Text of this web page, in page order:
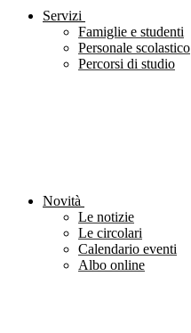
Servizi
Famiglie e studenti
Personale scolastico
Percorsi di studio
Novità
Le notizie
Le circolari
Calendario eventi
Albo online